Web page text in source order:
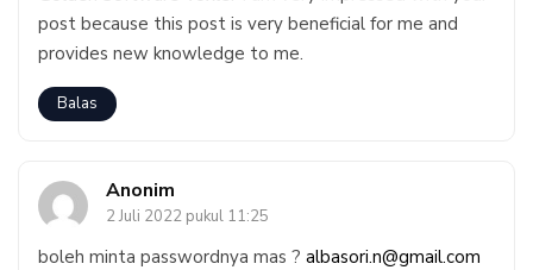
post because this post is very beneficial for me and
provides new knowledge to me.
Balas
Anonim
2 Juli 2022 pukul 11:25
boleh minta passwordnya mas ? albasori.n@gmail.com